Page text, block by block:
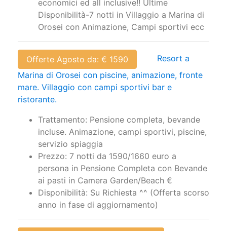
Disponibilità: Villaggi Sardegna sul mare:
economici ed all inclusive!! Ultime
Disponibilità-7 notti in Villaggio a Marina di
Orosei con Animazione, Campi sportivi ecc
Offerte Agosto da: € 1590
Resort a
Marina di Orosei con piscine, animazione, fronte
ristorante.
Trattamento: Pensione completa, bevande
incluse. Animazione, campi sportivi, piscine,
servizio spiaggia
Prezzo: 7 notti da 1590/1660 euro a
persona in Pensione Completa con Bevande
ai pasti in Camera Garden/Beach €
Disponibilità: Su Richiesta ^^ (Offerta scorso
anno in fase di aggiornamento)